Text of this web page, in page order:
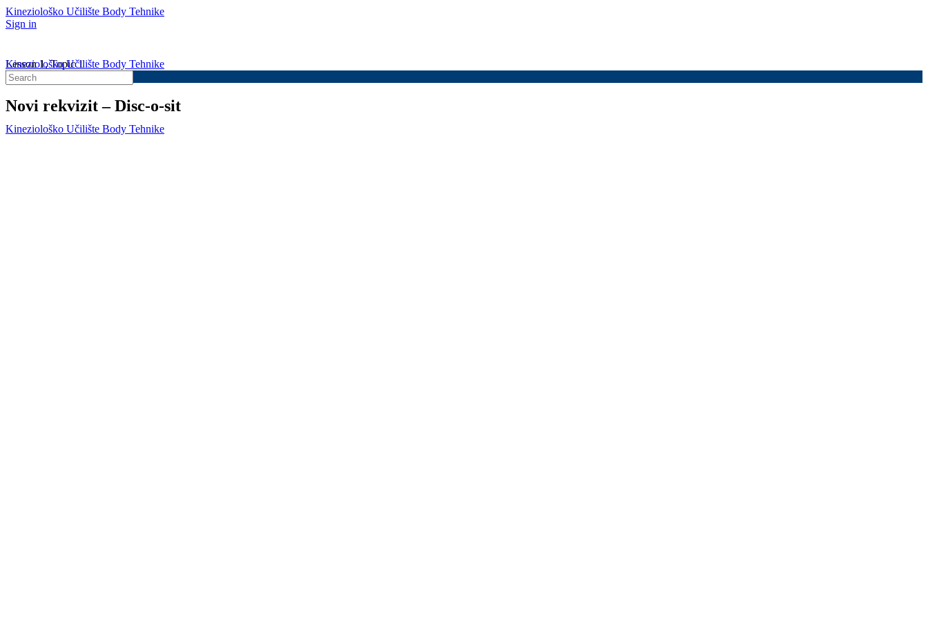
Kineziološko Učilište Body Tehnike
Sign in
Kineziološko Učilište Body Tehnike
Search
for:
Kineziološko Učilište Body Tehnike
Lesson 1, Topic 1
In Progress
Novi rekvizit – Disc-o-sit